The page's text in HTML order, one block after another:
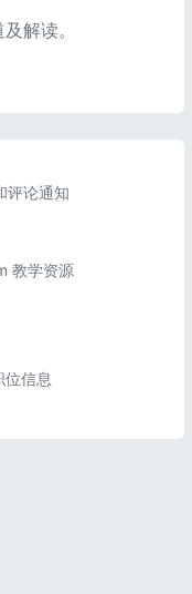
解读。
评论通知
教学资源
位信息